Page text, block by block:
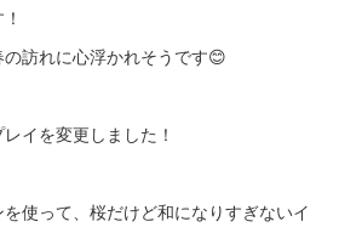
訪れに心浮かれそうです😊
イを変更しました！
使って、桜だけど和になりすぎないイ